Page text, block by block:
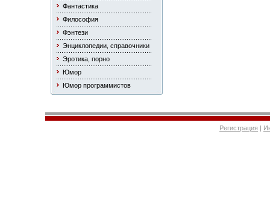
Фантастика
Философия
Фэнтези
Энциклопедии, справочники
Эротика, порно
Юмор
Юмор программистов
Регистрация |